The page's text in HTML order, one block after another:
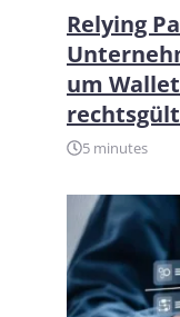
Relying
um
5 minutes